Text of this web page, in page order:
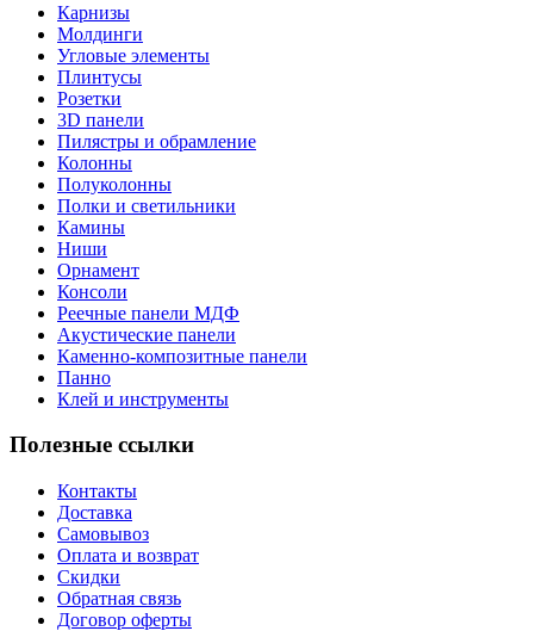
Карнизы
Молдинги
Угловые элементы
Плинтусы
Розетки
3D панели
Пилястры и обрамление
Колонны
Полуколонны
Полки и светильники
Камины
Ниши
Орнамент
Консоли
Реечные панели МДФ
Акустические панели
Каменно-композитные панели
Панно
Клей и инструменты
Полезные ссылки
Контакты
Доставка
Самовывоз
Оплата и возврат
Скидки
Обратная связь
Договор оферты